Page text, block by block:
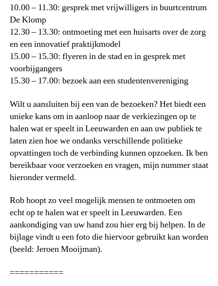
10.00 – 11.30: gesprek met vrijwilligers in buurtcentrum
De Klomp
12.30 – 13.30: ontmoeting met een huisarts over de zorg
en een innovatief praktijkmodel
15.00 – 15.30: flyeren in de stad en in gesprek met
voorbijgangers
15.30 – 17.00: bezoek aan een studentenvereniging
Wilt u aansluiten bij een van de bezoeken? Het biedt een
unieke kans om in aanloop naar de verkiezingen op te
halen wat er speelt in Leeuwarden en aan uw publiek te
laten zien hoe we ondanks verschillende politieke
opvattingen toch de verbinding kunnen opzoeken. Ik ben
bereikbaar voor verzoeken en vragen, mijn nummer staat
hieronder vermeld.
Rob hoopt zo veel mogelijk mensen te ontmoeten om
echt op te halen wat er speelt in Leeuwarden. Een
aankondiging van uw hand zou hier erg bij helpen. In de
bijlage vindt u een foto die hiervoor gebruikt kan worden
(beeld: Jeroen Mooijman).
===========